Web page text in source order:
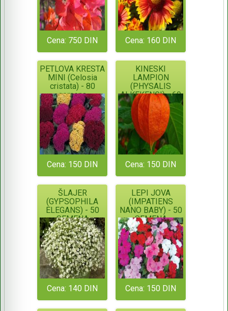
Cena: 750 DIN Cena: 160 DIN
PETLOVA KRESTA
MINI (Celosia
cristata) - 80
semena
Cena: 150 DIN
KINESKI
LAMPION
(PHYSALIS
ALKEKENGI) - 60
SEMENA
Cena: 150 DIN
ŠLAJER
(GYPSOPHILA
ELEGANS) - 50
SEMENA
Cena: 140 DIN
LEPI JOVA
(IMPATIENS
NANO BABY) - 50
SEMENA
Cena: 150 DIN